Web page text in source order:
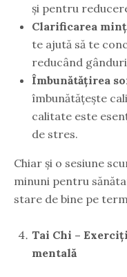
și pentru
Clarificarea
te ajută să te
reducând
Îmbunătățirea
îmbunătățește
calitate este
de stres.
Chiar și o sesiune
minuni pentru
stare de bine pe
Tai Chi –
mentală